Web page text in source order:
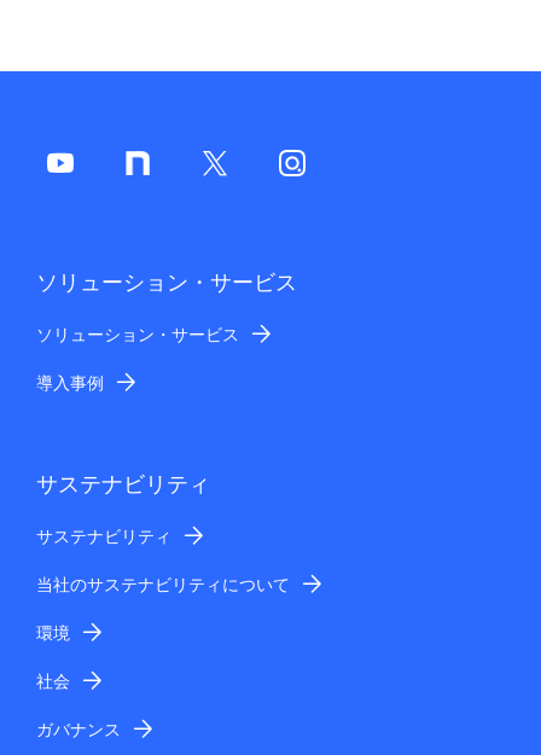
シ
ソリューション・サービス
ソリューション・サービス
導入事例
サステナビリティ
サステナビリティ
当社のサステナビリティについて
環境
社会
ガバナンス